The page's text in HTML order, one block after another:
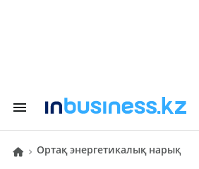
ортақ энергетикалық нарық